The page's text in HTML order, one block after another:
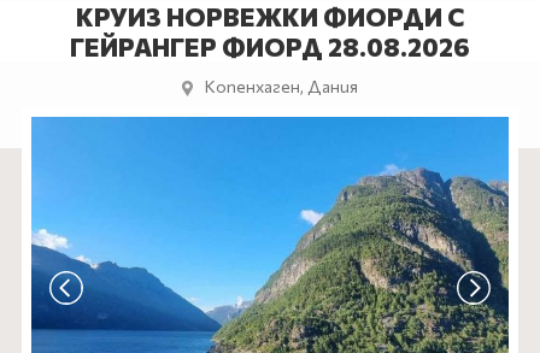
Круизи с водач
БЪЛГАРИЯ
СЕПТЕМВРИЙСКИ ПРАЗНИЦИ
ПОЧИВКИ В ТУРЦИЯ 2026
КРУИЗ НОРВЕЖКИ ФИОРДИ С
ГЕЙРАНГЕР ФИОРД 28.08.2026
Копенхаген, Дания